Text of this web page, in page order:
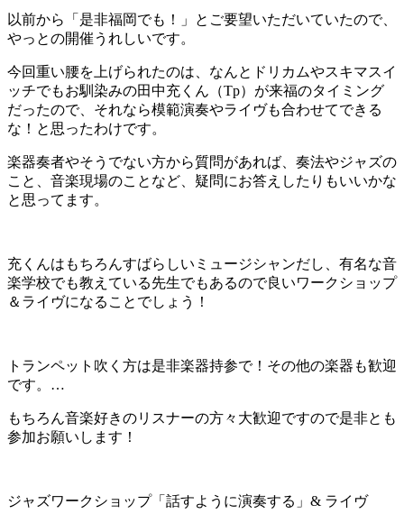
以前から「是非福岡でも！」とご要望いただいていたので、
やっとの開催うれしいです。
今回重い腰を上げられたのは、なんとドリカムやスキマスイ
ッチでもお馴染みの田中充くん（Tp）が来福のタイミング
だったので、それなら模範演奏やライヴも合わせてできる
な！と思ったわけです。
楽器奏者やそうでない方から質問があれば、奏法やジャズの
こと、音楽現場のことなど、疑問にお答えしたりもいいかな
と思ってます。
充くんはもちろんすばらしいミュージシャンだし、有名な音
楽学校でも教えている先生でもあるので良いワークショップ
＆ライヴになることでしょう！
トランペット吹く方は是非楽器持参で！その他の楽器も歓迎
です。…
もちろん音楽好きのリスナーの方々大歓迎ですので是非とも
参加お願いします！
ジャズワークショップ「話すように演奏する」& ライヴ